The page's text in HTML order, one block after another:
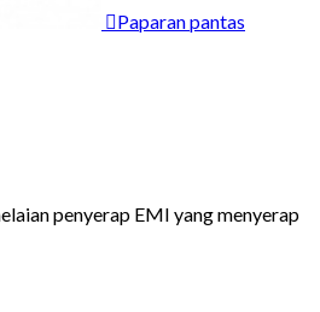
Paparan pantas
penyerap EMI yang menyerap